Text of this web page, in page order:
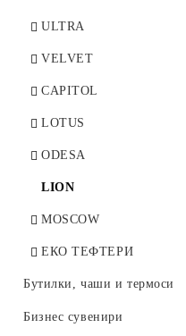
ULTRA
VELVET
CAPITOL
LOTUS
ODESA
LION
MOSCOW
ЕКО ТЕФТЕРИ
Бутилки, чаши и термоси
Бутилки
Бизнес сувенири